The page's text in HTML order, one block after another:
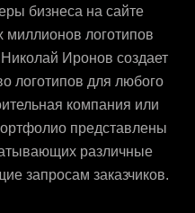
бизнеса на сайте
миллионов логотипов
Иронов создает
логотипов для любого
компания или
представлены
различные
запросам заказчиков.